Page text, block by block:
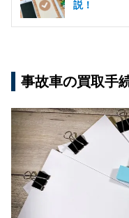
説！
事故車の買取手